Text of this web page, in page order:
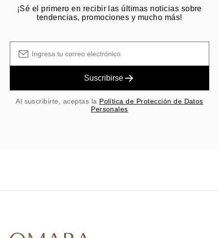
¡Sé el primero en recibir las últimas noticias sobre
tendencias, promociones y mucho más!
Suscribirse
Al suscribirte, aceptas la Política de Protección de Datos
Personales